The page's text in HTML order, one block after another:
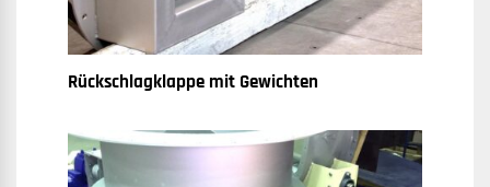
Rückschlagklappe mit Gewichten